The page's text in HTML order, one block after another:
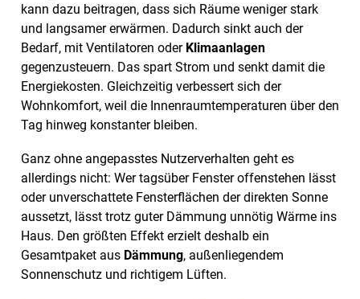
kann dazu beitragen, dass sich Räume weniger stark
und langsamer erwärmen. Dadurch sinkt auch der
Bedarf, mit Ventilatoren oder Klimaanlagen
gegenzusteuern. Das spart Strom und senkt damit die
Energiekosten. Gleichzeitig verbessert sich der
Wohnkomfort, weil die Innenraumtemperaturen über den
Tag hinweg konstanter bleiben.
Ganz ohne angepasstes Nutzerverhalten geht es
allerdings nicht: Wer tagsüber Fenster offenstehen lässt
oder unverschattete Fensterflächen der direkten Sonne
aussetzt, lässt trotz guter Dämmung unnötig Wärme ins
Haus. Den größten Effekt erzielt deshalb ein
Gesamtpaket aus Dämmung, außenliegendem
Sonnenschutz und richtigem Lüften.